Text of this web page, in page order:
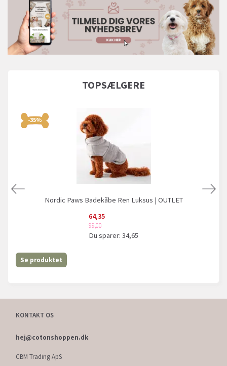
TOPSÆLGERE
-35%
Nordic Paws Badekåbe Ren Luksus | OUTLET
64,35
99,00
Du sparer: 34,65
Se produktet
KONTAKT OS
hej@cotonshoppen.dk
CBM Trading ApS